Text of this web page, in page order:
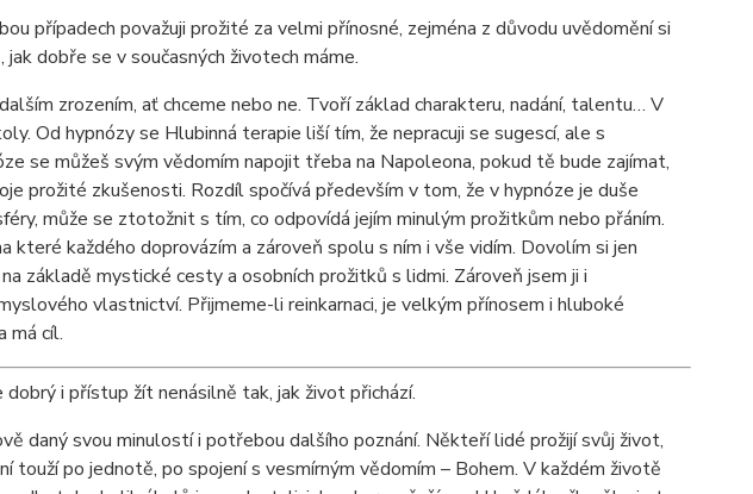
případech považuji prožité za velmi přínosné, zejména z důvodu uvědomění si
dobře se v současných životech máme.
zrozením, ať chceme nebo ne. Tvoří základ charakteru, nadání, talentu… V
Od hypnózy se Hlubinná terapie liší tím, že nepracuji se sugescí, ale s
se můžeš svým vědomím napojit třeba na Napoleona, pokud tě bude zajímat,
prožité zkušenosti. Rozdíl spočívá především v tom, že v hypnóze je duše
může se ztotožnit s tím, co odpovídá jejím minulým prožitkům nebo přáním.
které každého doprovázím a zároveň spolu s ním i vše vidím. Dovolím si jen
základě mystické cesty a osobních prožitků s lidmi. Zároveň jsem ji i
vlastnictví. Přijmeme-li reinkarnaci, je velkým přínosem i hluboké
má cíl.
i přístup žít nenásilně tak, jak život přichází.
daný svou minulostí i potřebou dalšího poznání. Někteří lidé prožijí svůj život,
touží po jednotě, po spojení s vesmírným vědomím – Bohem. V každém životě